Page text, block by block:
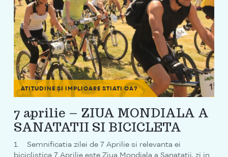
ATITUDINE ȘI IMPLICARE STIATI CA?
7 aprilie – ZIUA MONDIALA A
SANATATII SI BICICLETA
1. Semnificatia zilei de 7 Aprilie si relevanta ei
biciclistica 7 Aprilie este Ziua Mondiala a Sanatatii, zi in